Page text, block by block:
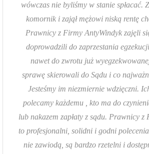
wówczas nie byliśmy w stanie spłacać.
komornik i zajął mężowi niską rentę
Prawnicy z Firmy AntyWindyk zajęli
doprowadzili do zaprzestania
nawet do zwrotu już
sprawę skierowali do Sądu i co
Jesteśmy im niezmiernie wdzięczni.
polecamy każdemu , kto ma do
lub nakazem zapłaty z sądu. Prawnicy
to profesjonalni, solidni i godni
nie zawiodą, są bardzo rzetelni i